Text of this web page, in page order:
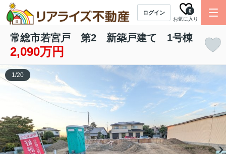
ログイン
お気に入り
0
常総市若宮戸 第2 新築戸建て 1号棟
2,090万円
1/20